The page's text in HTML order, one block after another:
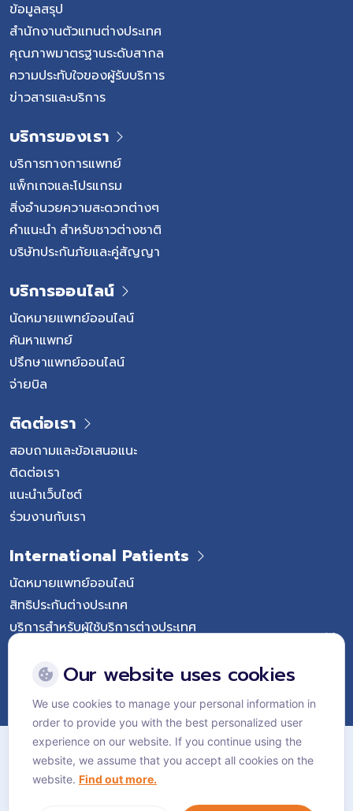
ข้อมูลสรุป
สำนักงานตัวแทนต่างประเทศ
คุณภาพมาตรฐานระดับสากล
ความประทับใจของผู้รับบริการ
ข่าวสารและบริการ
บริการของเรา
บริการทางการแพทย์
แพ็กเกจและโปรแกรม
สิ่งอำนวยความสะดวกต่างๆ
คำแนะนำ สำหรับชาวต่างชาติ
บริษัทประกันภัยและคู่สัญญา
บริการออนไลน์
นัดหมายแพทย์ออนไลน์
ค้นหาแพทย์
ปรึกษาแพทย์ออนไลน์
จ่ายบิล
ติดต่อเรา
สอบถามและข้อเสนอแนะ
ติดต่อเรา
แนะนำเว็บไซต์
ร่วมงานกับเรา
International Patients
นัดหมายแพทย์ออนไลน์
สิทธิประกันต่างประเทศ
บริการสำหรับผู้ใช้บริการต่างประเทศ
Follow Vejthani International Hospital
แผนผังเว็บไซต์
นโยบายส่วนบุคคล
Our website uses cookies
We use cookies to manage your personal information in
order to provide you with the best personalized user
experience on our website. If you continue using the
website, we assume that you accept all cookies on the
website. Find out more.